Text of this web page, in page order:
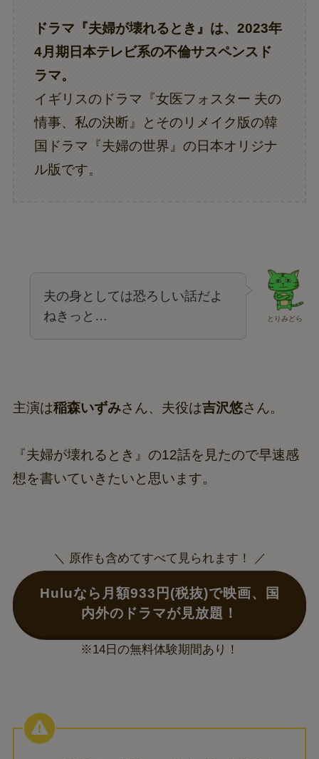
ドラマ『夫婦が壊れるとき』は、2023年
4月期日本テレビ系の不倫サスペンスド
ラマ。
イギリスのドラマ『女医フォスター 夫の
情事、私の決断』とそのリメイク版の韓
国ドラマ『夫婦の世界』の日本オリジナ
ル版です。
とりみどら
夫の身としては恐ろしい話だよ
ねきっと…
主演は稲森いずみさん、夫役は吉沢悠さん。
『夫婦が壊れるとき』の12話を見たので早速感
想を書いていきたいと思います。
＼ 原作も含めてすべて見られます！ ／
Huluなら月額933円(税抜)で映画、国
内外のドラマが見放題！
※14日の無料体験期間あり！